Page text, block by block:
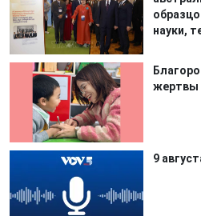
науки,
жертвы
9